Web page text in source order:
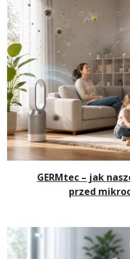
GERMtec – jak
przed